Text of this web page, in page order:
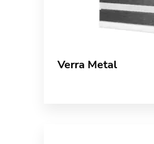
Verra Metal